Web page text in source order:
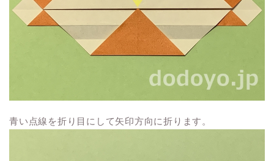
青い点線を折り目にして矢印方向に折ります。